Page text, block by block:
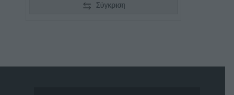
Σύγκριση